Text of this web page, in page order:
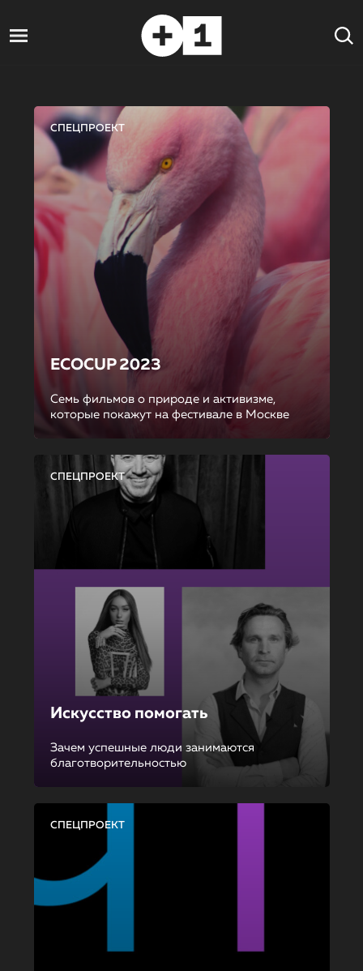
СПЕЦПРОЕКТ
ECOCUP 2023
Семь фильмов о природе и активизме,
которые покажут на фестивале в Москве
СПЕЦПРОЕКТ
Искусство помогать
Зачем успешные люди занимаются
благотворительностью
СПЕЦПРОЕКТ